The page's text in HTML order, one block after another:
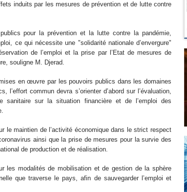
induits par les mesures de prévention et de lutte contre
pour la prévention et la lutte contre la pandémie,
ce qui nécessite une "solidarité nationale d’envergure"
de l’emploi et la prise par l’Etat de mesures de
souligne M. Djerad.
en œuvre par les pouvoirs publics dans les domaines
commun devra s’orienter d’abord sur l’évaluation,
sanitaire sur la situation financière et de l’emploi des
le maintien de l’activité économique dans le strict respect
ainsi que la prise de mesures pour la survie des
de production et de réalisation.
les modalités de mobilisation et de gestion de la sphère
que traverse le pays, afin de sauvegarder l’emploi et